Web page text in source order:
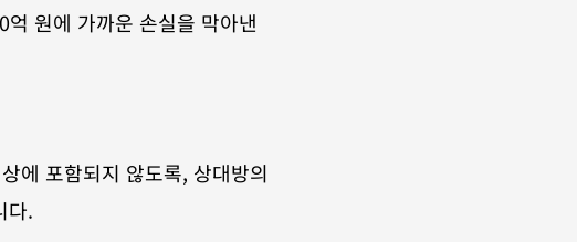
원에 가까운 손실을 막아낸
에 포함되지 않도록, 상대방의
다.